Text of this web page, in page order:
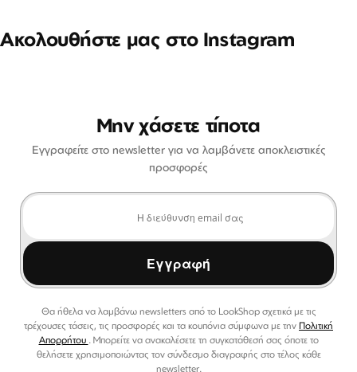
Ακολουθήστε μας στο Instagram
Μην χάσετε τίποτα
Εγγραφείτε στο newsletter για να λαμβάνετε αποκλειστικές
προσφορές
Εγγραφή
Θα ήθελα να λαμβάνω newsletters από το LookShop σχετικά με τις
τρέχουσες τάσεις, τις προσφορές και τα κουπόνια σύμφωνα με την Πολιτική
Απορρήτου . Μπορείτε να ανακαλέσετε τη συγκατάθεσή σας όποτε το
θελήσετε χρησιμοποιώντας τον σύνδεσμο διαγραφής στο τέλος κάθε
newsletter.